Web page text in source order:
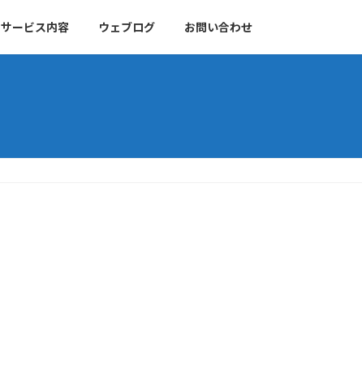
サービス内容 ウェブログ お問い合わせ